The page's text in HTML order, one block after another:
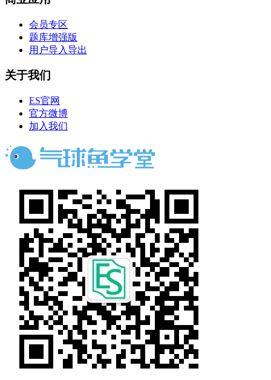
会员专区
题库增强版
用户导入导出
关于我们
ES官网
官方微博
加入我们